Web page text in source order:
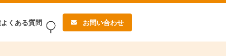
よくある質問 お問い合わせ